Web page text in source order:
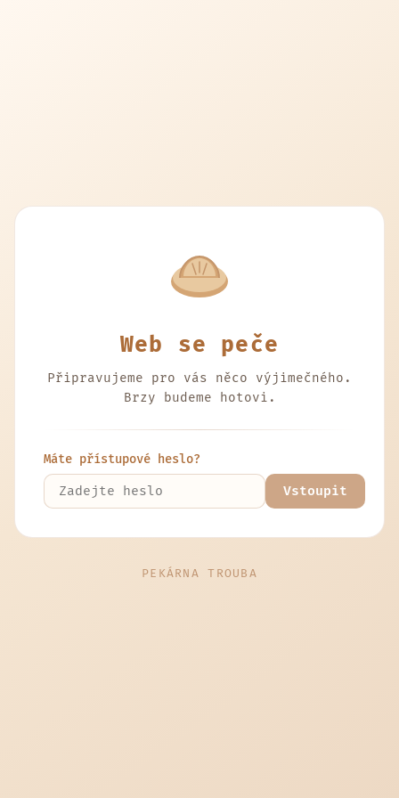
Web se peče
Připravujeme pro vás něco výjimečného.
Brzy budeme hotovi.
Máte přístupové heslo?
Vstoupit
PEKÁRNA TROUBA